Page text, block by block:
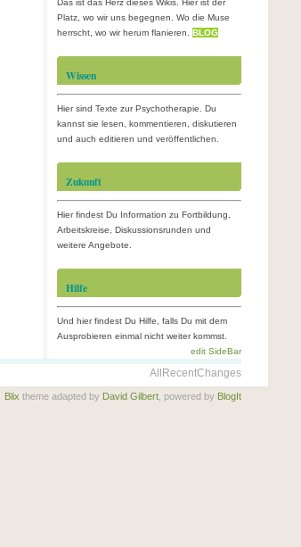
Das ist das Herz dieses Wikis. Hier ist der
Platz, wo wir uns begegnen. Wo die Muse
herrscht, wo wir herum flanieren. BLOG
Wissen
Hier sind Texte zur Psychotherapie. Du
kannst sie lesen, kommentieren, diskutieren
und auch editieren und veröffentlichen.
Zukunft
Hier findest Du Information zu Fortbildung,
Arbeitskreise, Diskussionsrunden und
weitere Angebote.
Hilfe
Und hier findest Du Hilfe, falls Du mit dem
Ausprobieren einmal nicht weiter kommst.
edit SideBar
AllRecentChanges
Blix theme adapted by David Gilbert, powered by BlogIt